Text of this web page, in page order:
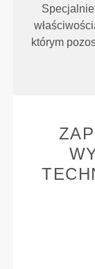
którym